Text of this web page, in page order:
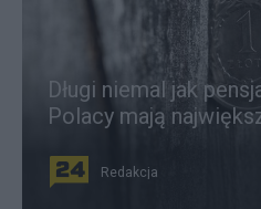
Długi niemal jak
Polacy mają
Redakcja